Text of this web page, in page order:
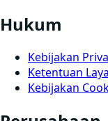
Hukum
Kebijakan
Ketentuan
Kebijakan